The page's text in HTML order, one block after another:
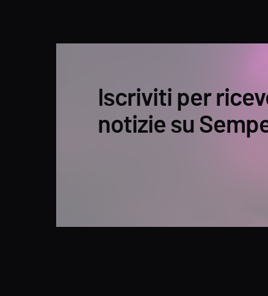
Iscriviti per
notizie su